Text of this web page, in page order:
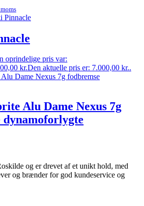
oprindelige pris var:
kr.Den aktuelle pris er: 7.000,00 kr..
Alu Dame Nexus 7g
dynamoforlygte
og er drevet af et unikt hold, med
og brænder for god kundeservice og